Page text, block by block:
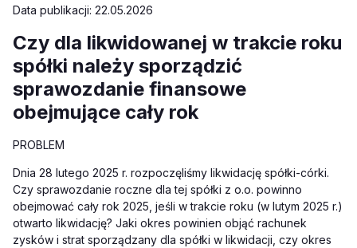
Data publikacji: 22.05.2026
Czy dla likwidowanej w trakcie roku
spółki należy sporządzić
sprawozdanie finansowe
obejmujące cały rok
PROBLEM
Dnia 28 lutego 2025 r. rozpoczęliśmy likwidację spółki-córki.
Czy sprawozdanie roczne dla tej spółki z o.o. powinno
obejmować cały rok 2025, jeśli w trakcie roku (w lutym 2025 r.)
otwarto likwidację? Jaki okres powinien objąć rachunek
zysków i strat sporządzany dla spółki w likwidacji, czy okres